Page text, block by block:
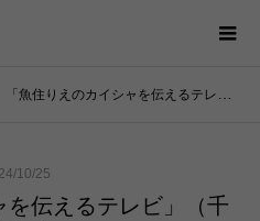
「魚住りえのカイシャを伝えるテレビ」（千葉テレビ） に出演しました
10/25
を伝えるテレビ」（千